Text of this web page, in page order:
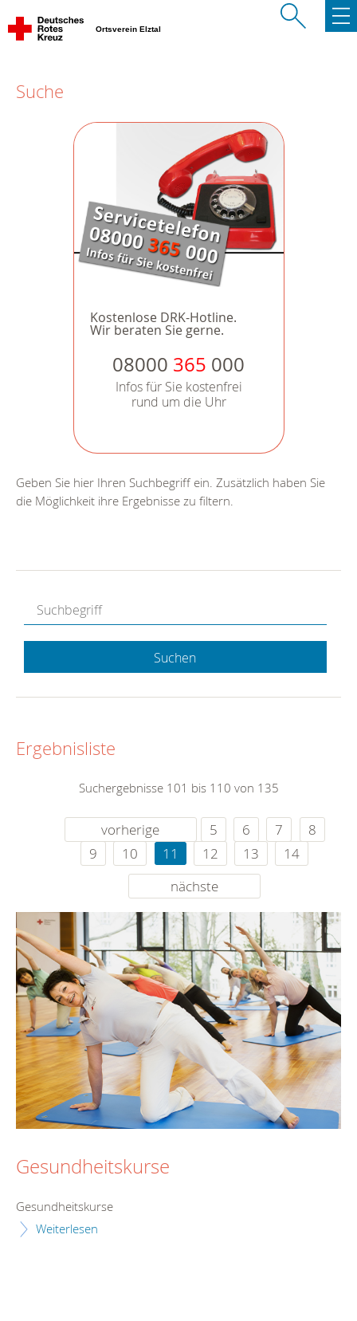
Ortsverein Elztal
Suche
Kostenlose DRK-Hotline.
Wir beraten Sie gerne.
08000 365 000
Infos für Sie kostenfrei
rund um die Uhr
Geben Sie hier Ihren Suchbegriff ein. Zusätzlich haben Sie
die Möglichkeit ihre Ergebnisse zu filtern.
Suchen
Ergebnisliste
Suchergebnisse 101 bis 110 von 135
vorherige 5 6 7
8
9
10 11 12 13
14
nächste
Gesundheitskurse
Gesundheitskurse
Weiterlesen